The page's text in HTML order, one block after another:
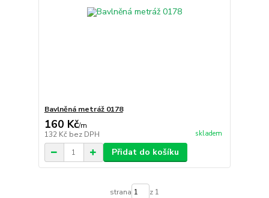
Bavlněná metráž 0178
160 Kč/m
132 Kč bez DPH skladem
Přidat do košíku
strana z 1